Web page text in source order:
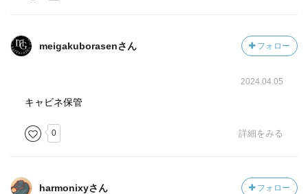
meigakuborasenさん フォロー
2024.04.05
キャビネ保管
0 詳細をみる
harmonixyさん フォロー